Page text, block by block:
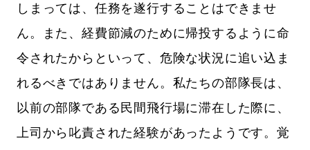
しまっては、任務を遂行することはできませ
ん。また、経費節減のために帰投するように命
令されたからといって、危険な状況に追い込ま
れるべきではありません。私たちの部隊長は、
以前の部隊である民間飛行場に滞在した際に、
上司から叱責された経験があったようです。覚